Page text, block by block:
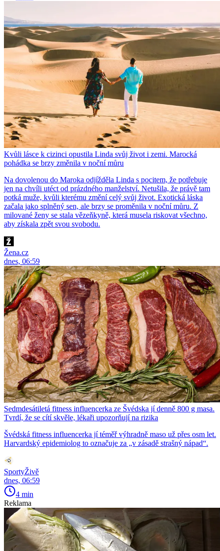
Kvůli lásce k cizinci opustila Linda svůj život i zemi. Marocká
pohádka se brzy změnila v noční můru
Na dovolenou do Maroka odjížděla Linda s pocitem, že potřebuje
jen na chvíli utéct od prázdného manželství. Netušila, že právě tam
potká muže, kvůli kterému změní celý svůj život. Exotická láska
začala jako splněný sen, ale brzy se proměnila v noční můru. Z
milované ženy se stala vězeňkyně, která musela riskovat všechno,
aby získala zpět svou svobodu.
Žena.cz
dnes, 06:59
Sedmdesátiletá fitness influencerka ze Švédska jí denně 800 g masa.
Tvrdí, že se cítí skvěle, lékaři upozorňují na rizika
Švédská fitness influencerka jí téměř výhradně maso už přes osm let.
Harvardský epidemiolog to označuje za „v zásadě strašný nápad“.
SportyŽivě
dnes, 06:59
4 min
Reklama